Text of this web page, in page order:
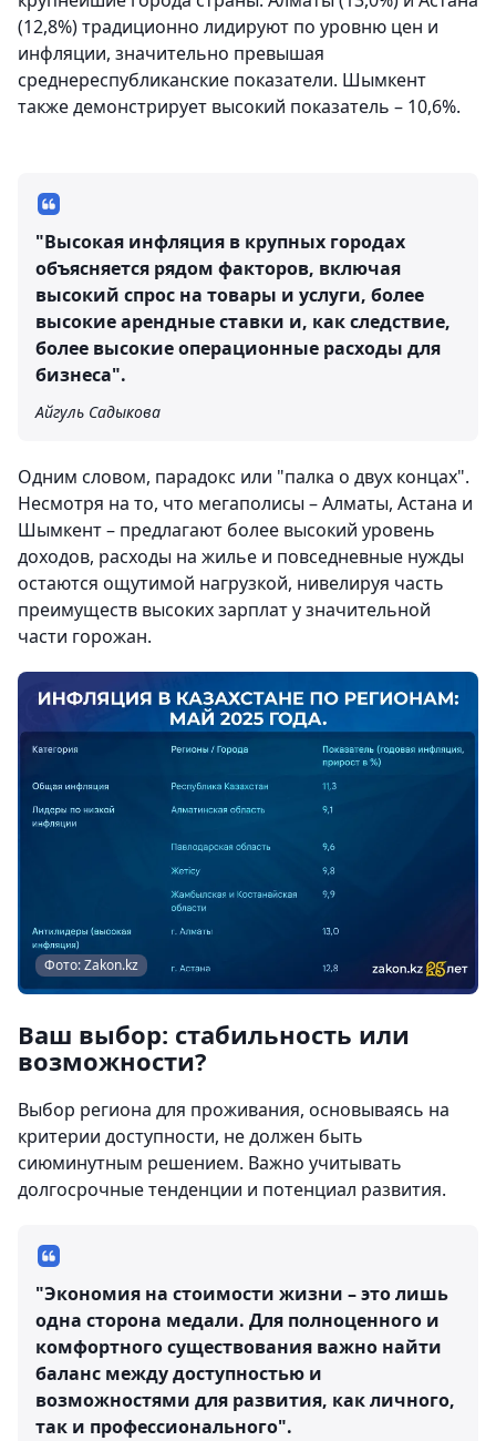
(12,8%) традиционно лидируют по уровню цен и
инфляции, значительно превышая
среднереспубликанские показатели. Шымкент
также демонстрирует высокий показатель – 10,6%.
"Высокая инфляция в крупных городах
объясняется рядом факторов, включая
высокий спрос на товары и услуги, более
высокие арендные ставки и, как следствие,
более высокие операционные расходы для
бизнеса".
Айгуль Садыкова
Одним словом, парадокс или "палка о двух концах".
Несмотря на то, что мегаполисы – Алматы, Астана и
Шымкент – предлагают более высокий уровень
доходов, расходы на жилье и повседневные нужды
остаются ощутимой нагрузкой, нивелируя часть
преимуществ высоких зарплат у значительной
части горожан.
Фото: Zakon.kz
Ваш выбор: стабильность или
возможности?
Выбор региона для проживания, основываясь на
критерии доступности, не должен быть
сиюминутным решением. Важно учитывать
долгосрочные тенденции и потенциал развития.
"Экономия на стоимости жизни – это лишь
одна сторона медали. Для полноценного и
комфортного существования важно найти
баланс между доступностью и
возможностями для развития, как личного,
так и профессионального".